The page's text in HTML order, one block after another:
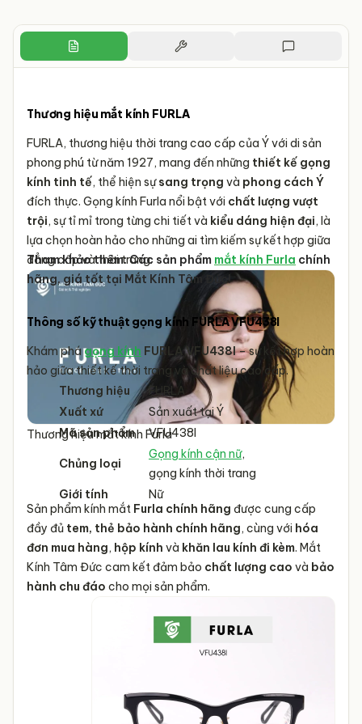
Thương hiệu mắt kính FURLA
FURLA, thương hiệu thời trang cao cấp của Ý với di sản
phong phú từ năm 1927, mang đến những thiết kế gọng
kính tinh tế, thể hiện sựsang trọng và phong cách Ý
đích thực. Gọng kính Furla nổi bật với chất lượng vượt
trội, sự tỉ mỉ trong từng chi tiết và kiểu dáng hiện đại, là
lựa chọn hoàn hảo cho những ai tìm kiếm sự kết hợp giữa
đẳng cấp và thời trang.
Thương hiệu mắt kính Furla
Tham khảo thêm: Các sản phẩm mắt kính Furla chính
hãng, giá tốt tại Mắt Kính Tâm Đức!
Thông số kỹ thuật gọng kính FURLA VFU438I
Khám phágọng kính FURLA VFU438I– sự kết hợp hoàn
hảo giữa thiết kế thời trang và chất liệu cao cấp.
Thương hiệu
FURLA
Xuất xứ
Sản xuất tại Ý
Mã sản phẩm
VFU438I
Chủng loại
Gọng kính cận nữ,
gọng kính thời trang
Giới tính
Nữ
Kiểu dáng sản
phẩm
Gọng kính cánh bướm
Chất liệu sản
phẩm
Nhựa Acetate
Sản phẩm kính mắt Furla chính hãng được cung cấp
đầy đủ tem, thẻ bảo hành chính hãng, cùng với hóa
đơn mua hàng, hộp kính và khăn lau kính đi kèm. Mắt
Kính Tâm Đức cam kết đảm bảo chất lượng cao và bảo
hành chu đáo cho mọi sản phẩm.